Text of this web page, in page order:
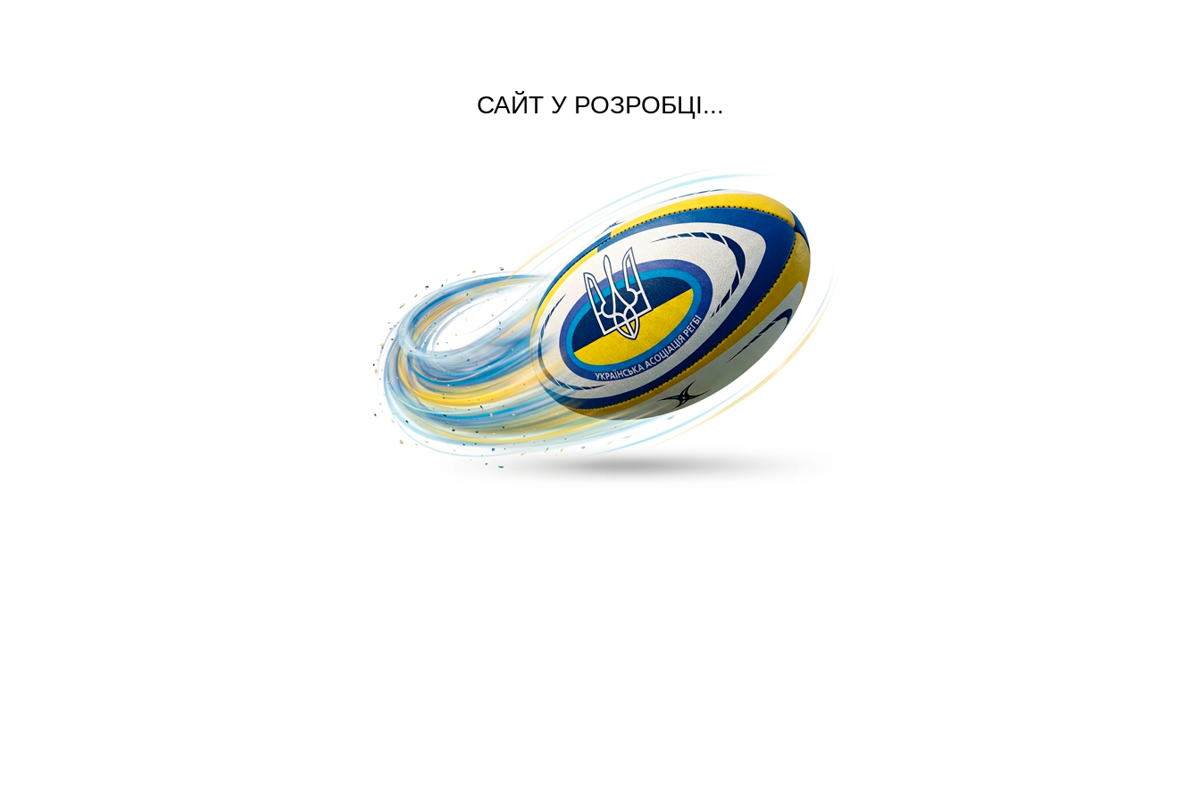
САЙТ У РОЗРОБЦІ...